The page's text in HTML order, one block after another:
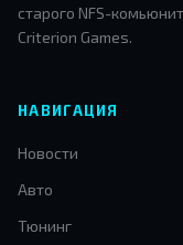
старого NFS-
Criterion Games.
НАВИГАЦИЯ
Новости
Авто
Тюнинг